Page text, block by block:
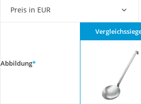
Preis in EUR
Abbildung*